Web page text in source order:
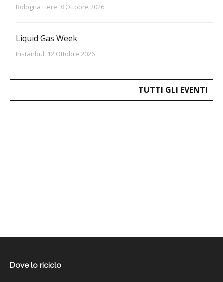
Bologna Fiere, 8 Ottobre 2026
Liquid Gas Week
Instanbul, 12 Ottobre 2026
TUTTI GLI EVENTI
Dove lo riciclo